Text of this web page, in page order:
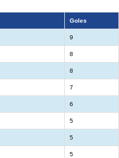
Goles
9
8
8
7
6
5
5
5